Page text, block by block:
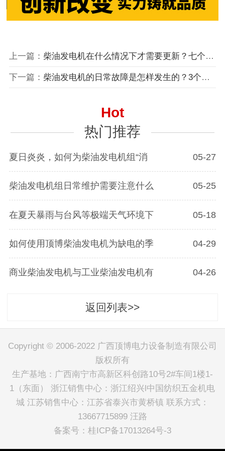
上一篇： 柴油发电机在什么情况下才需要更新？七个迹象表明，该更新升级发电机了
下一篇： 柴油发电机的日常故障是怎样发生的？3个诊断工具帮助您轻松维护和诊断设备
Hot
热门推荐
夏日炎炎，如何为柴油发电机组“消 05-27
柴油发电机组日常维护需要注意什么 05-25
在夏天暴雨与台风等极端天气环境下 05-18
如何使用顶博柴油发电机为缺电的季 04-29
商业柴油发电机与工业柴油发电机有 04-26
返回列表>>
Copyright © 2006-2022 广西顶博电力设备制造有限公司
版权所有
生产基地：广西南宁市高新区科创路10号2#车间1楼1-
1（东面） 浙江销售中心：浙江绍兴l中国纺织五金机电
城 江苏销售中心：江苏省泰兴市黄桥镇 联系方式：
13667715899 汪路
备案号： 桂ICP备17013264号-3